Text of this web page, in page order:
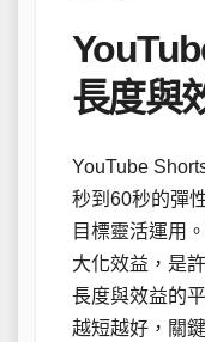
長度與
YouTube
秒到60秒的彈
目標靈活運用
大化效益，是
長度與效益的
越短越好，關